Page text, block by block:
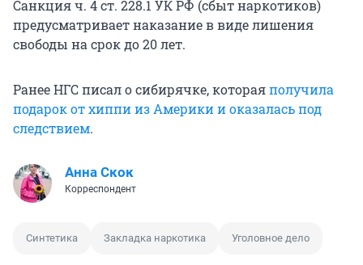
Санкция ч. 4 ст. 228.1 УК РФ (сбыт наркотиков)
предусматривает наказание в виде лишения
свободы на срок до 20 лет.
Ранее НГС писал о сибирячке, котораяполучила
подарок от хиппи из Америки и оказалась под
следствием.
Анна Скок
Корреспондент
Синтетика Закладка наркотика Уголовное дело